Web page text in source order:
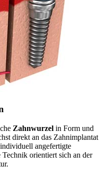
Zahnwurzel in Form und
direkt an das Zahnimplantat
angefertigte
orientiert sich an der